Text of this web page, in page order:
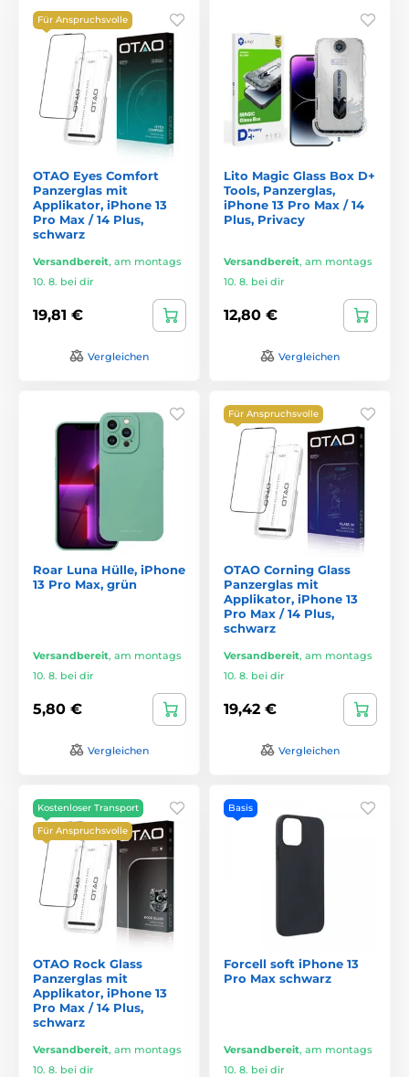
Für Anspruchsvolle
OTAO Eyes Comfort
Panzerglas mit
Applikator, iPhone 13
Pro Max / 14 Plus,
schwarz
Versandbereit, am montags
10. 8. bei dir
19,81 €
Vergleichen
Lito Magic Glass Box D+
Tools, Panzerglas,
iPhone 13 Pro Max / 14
Plus, Privacy
Versandbereit, am montags
10. 8. bei dir
12,80 €
Vergleichen
Roar Luna Hülle, iPhone
13 Pro Max, grün
Versandbereit, am montags
10. 8. bei dir
5,80 €
Vergleichen
Für Anspruchsvolle
OTAO Corning Glass
Panzerglas mit
Applikator, iPhone 13
Pro Max / 14 Plus,
schwarz
Versandbereit, am montags
10. 8. bei dir
19,42 €
Vergleichen
Kostenloser Transport
Für Anspruchsvolle
OTAO Rock Glass
Panzerglas mit
Applikator, iPhone 13
Pro Max / 14 Plus,
schwarz
Versandbereit, am montags
10. 8. bei dir
Basis
Forcell soft iPhone 13
Pro Max schwarz
Versandbereit, am montags
10. 8. bei dir